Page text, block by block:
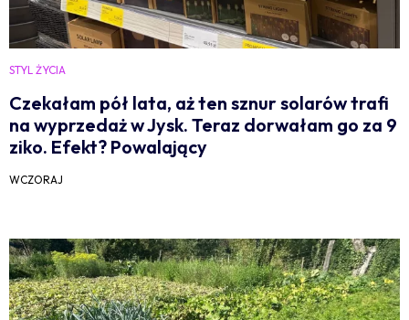
STYL ŻYCIA
Czekałam pół lata, aż ten sznur solarów trafi
na wyprzedaż w Jysk. Teraz dorwałam go za 9
ziko. Efekt? Powalający
WCZORAJ